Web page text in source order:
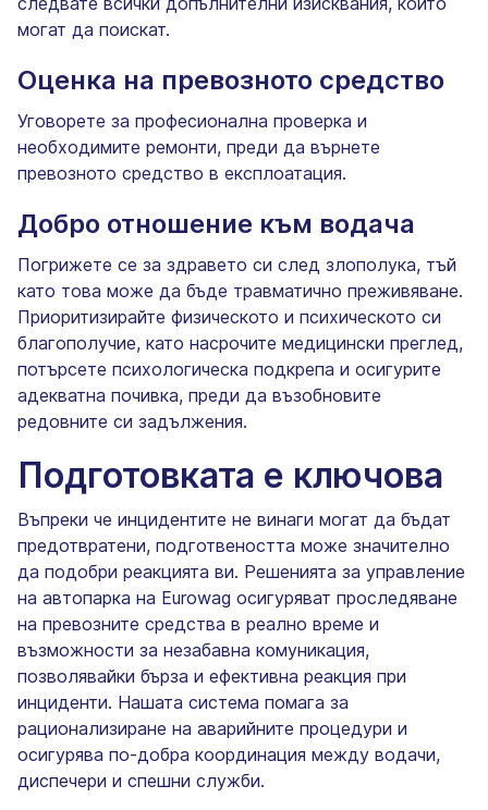
могат да поискат.
Оценка на превозното средство
Уговорете за професионална проверка и
необходимите ремонти, преди да върнете
превозното средство в експлоатация.
Добро отношение към водача
Погрижете се за здравето си след злополука, тъй
като това може да бъде травматично преживяване.
Приоритизирайте физическото и психическото си
благополучие, като насрочите медицински преглед,
потърсете психологическа подкрепа и осигурите
адекватна почивка, преди да възобновите
редовните си задължения.
Подготовката е ключова
Въпреки че инцидентите не винаги могат да бъдат
предотвратени, подготвеността може значително
да подобри реакцията ви. Решенията за управление
на автопарка на Eurowag осигуряват проследяване
на превозните средства в реално време и
възможности за незабавна комуникация,
позволявайки бърза и ефективна реакция при
инциденти. Нашата система помага за
рационализиране на аварийните процедури и
осигурява по-добра координация между водачи,
диспечери и спешни служби.